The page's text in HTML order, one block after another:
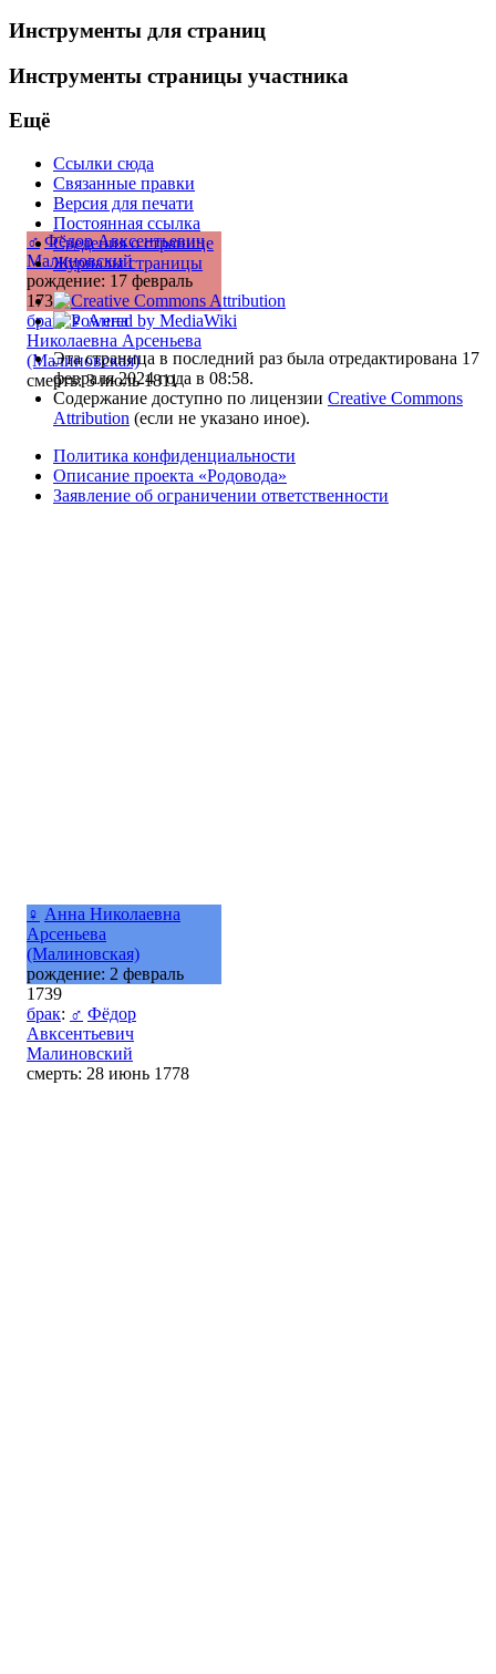
♂ Фёдор Авксентьевич
Малиновский
рождение: 17 февраль
1738
брак:♀ Анна
Николаевна Арсеньева
(Малиновская)
смерть: 3 июль 1811
♀ Анна Николаевна
Арсеньева
(Малиновская)
рождение: 2 февраль
1739
брак: ♂ Фёдор
Авксентьевич
Малиновский
смерть: 28 июнь 1778
Инструменты для страниц
Инструменты страницы участника
Ещё
Ссылки сюда
Связанные правки
Версия для печати
Постоянная ссылка
Сведения о странице
Журналы страницы
Эта страница в последний раз была отредактирована 17
февраля 2024 года в 08:58.
Содержание доступно по лицензии Creative Commons
Attribution (если не указано иное).
Политика конфиденциальности
Описание проекта «Родовода»
Заявление об ограничении ответственности